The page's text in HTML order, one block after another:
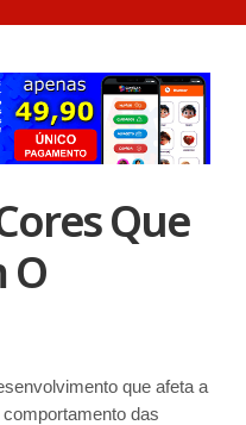
Que
O
que afeta a
das